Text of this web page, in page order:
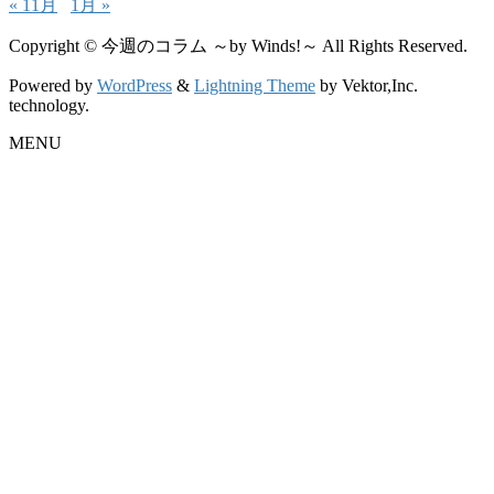
« 11月 1月 »
Copyright © 今週のコラム ～by Winds!～ All Rights Reserved.
Powered by WordPress & Lightning Theme by Vektor,Inc.
technology.
MENU